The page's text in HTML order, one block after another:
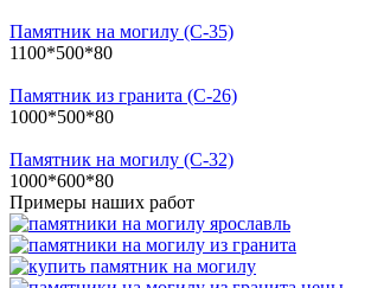
Памятник на могилу (С-35)
1100*500*80
Памятник из гранита (С-26)
1000*500*80
Памятник на могилу (С-32)
1000*600*80
Примеры наших работ